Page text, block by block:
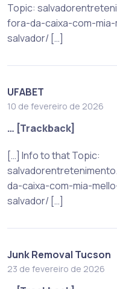
Topic:
fora-da-caixa-com-
salvador/ […]
UFABET
10 de fevereiro de 2026
… [Trackback]
[…] Info to that Topic:
da-caixa-com-mia-
salvador/ […]
Junk Removal Tucson
23 de fevereiro de 2026